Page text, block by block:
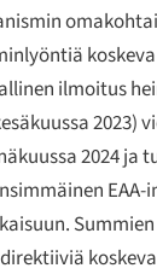
ilmoitus
2023)
2024 ja